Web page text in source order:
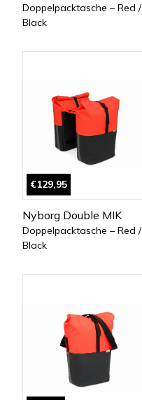
Doppelpacktasche – Red /
Black
€129,95
Nyborg Double MIK
Doppelpacktasche – Red /
Black